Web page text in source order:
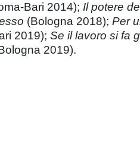
Bari 2014); Il potere
(Bologna 2018); Per
2019); Se il lavoro si fa
2019).